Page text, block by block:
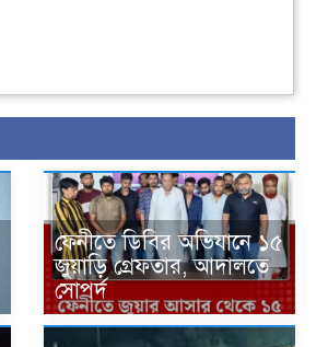
ফেনীতে ডিবির অভিযানে ১৫
জুয়াড়ি গ্রেফতার, আদালতে
সোপর্দ